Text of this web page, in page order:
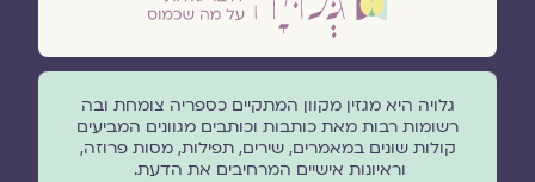
גלויה היא מגזין מקוון המתקיים כספריה צומחת ובה
רשומות רבות מאת כותבות וכותבים מגוונים המביעים
קולות שונים במאמרים, שירים, תפילות, מסות פרוזה,
וראיונות אישיים המרחיבים את הדעת.